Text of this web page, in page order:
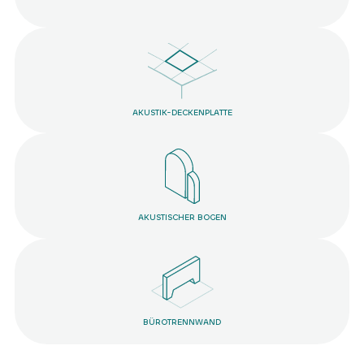
AKUSTIK-DECKENPLATTE
AKUSTISCHER BOGEN
BÜROTRENNWAND